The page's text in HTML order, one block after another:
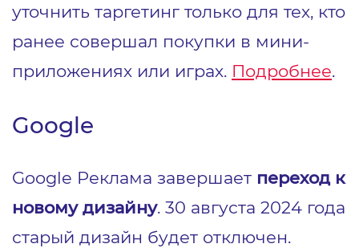
уточнить таргетинг только для тех, кто
ранее совершал покупки в мини-
приложениях или играх. Подробнее.
Google
Google Реклама завершает переход к
новому дизайну. 30 августа 2024 года
старый дизайн будет отключен.